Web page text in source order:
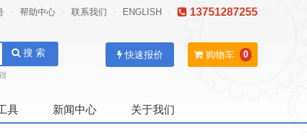
- 帮助中心 - 联系我们 - ENGLISH - 13751287255
搜 索 购物车 0
快速报价
具 新闻中心 关于我们